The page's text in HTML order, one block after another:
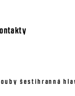
šestihranná